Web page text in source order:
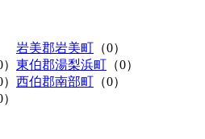
岩美郡岩美町 （0）
東伯郡湯梨浜町 （0）
西伯郡南部町 （0）